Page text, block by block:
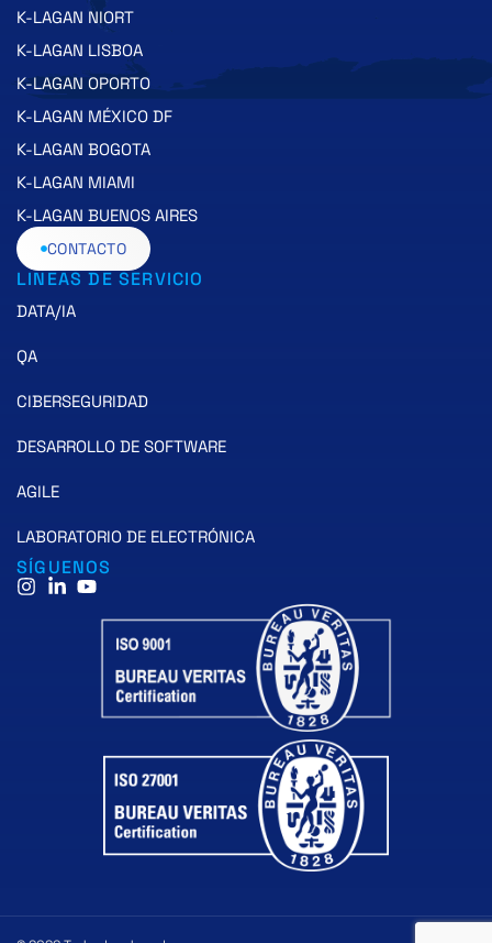
K-LAGAN NIORT
K-LAGAN LISBOA
K-LAGAN OPORTO
K-LAGAN MÉXICO DF
K-LAGAN BOGOTA
K-LAGAN MIAMI
K-LAGAN BUENOS AIRES
CONTACTO
LINEAS DE SERVICIO
DATA/IA
QA
CIBERSEGURIDAD
DESARROLLO DE SOFTWARE
AGILE
LABORATORIO DE ELECTRÓNICA
SÍGUENOS